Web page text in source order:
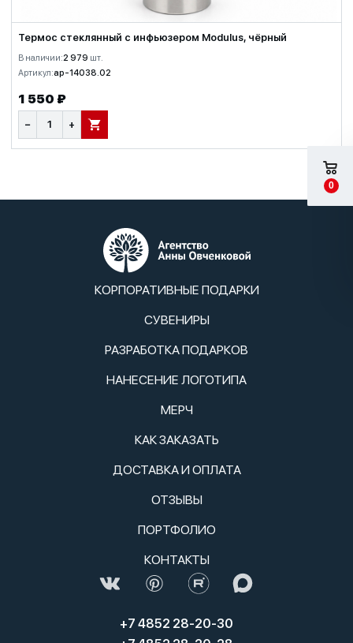
Термос стеклянный с инфьюзером Modulus, чёрный
В наличии:2 979 шт.
Артикул:ap-14038.02
1 550 ₽
− + В КОРЗИНУ
КОРПОРАТИВНЫЕ ПОДАРКИ
СУВЕНИРЫ
РАЗРАБОТКА ПОДАРКОВ
НАНЕСЕНИЕ ЛОГОТИПА
МЕРЧ
КАК ЗАКАЗАТЬ
ДОСТАВКА И ОПЛАТА
ОТЗЫВЫ
ПОРТФОЛИО
КОНТАКТЫ
+7 4852 28-20-30
0